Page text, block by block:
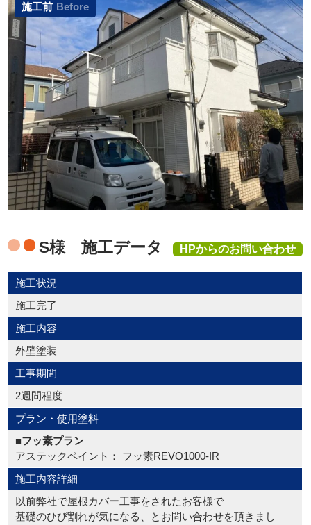
施工前 Before
S様 施工データ HPからのお問い合わせ
施工状況
施工完了
施工内容
外壁塗装
工事期間
2週間程度
プラン・使用塗料
■フッ素プラン
アステックペイント： フッ素REVO1000-IR
施工内容詳細
以前弊社で屋根カバー工事をされたお客様で
基礎のひび割れが気になる、とお問い合わせを頂きまし